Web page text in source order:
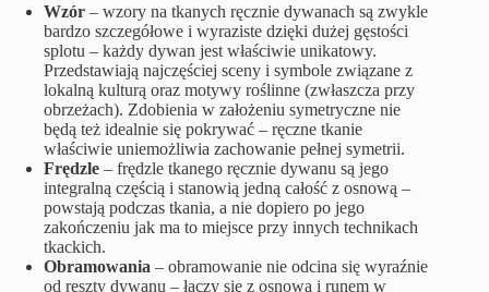
Wzór – wzory na tkanych ręcznie dywanach są zwykle
bardzo szczegółowe i wyraziste dzięki dużej gęstości
splotu – każdy dywan jest właściwie unikatowy.
Przedstawiają najczęściej sceny i symbole związane z
lokalną kulturą oraz motywy roślinne (zwłaszcza przy
obrzeżach). Zdobienia w założeniu symetryczne nie
będą też idealnie się pokrywać – ręczne tkanie
właściwie uniemożliwia zachowanie pełnej symetrii.
Frędzle – frędzle tkanego ręcznie dywanu są jego
integralną częścią i stanowią jedną całość z osnową –
powstają podczas tkania, a nie dopiero po jego
zakończeniu jak ma to miejsce przy innych technikach
tkackich.
Obramowania – obramowanie nie odcina się wyraźnie
od reszty dywanu – łączy się z osnową i runem w